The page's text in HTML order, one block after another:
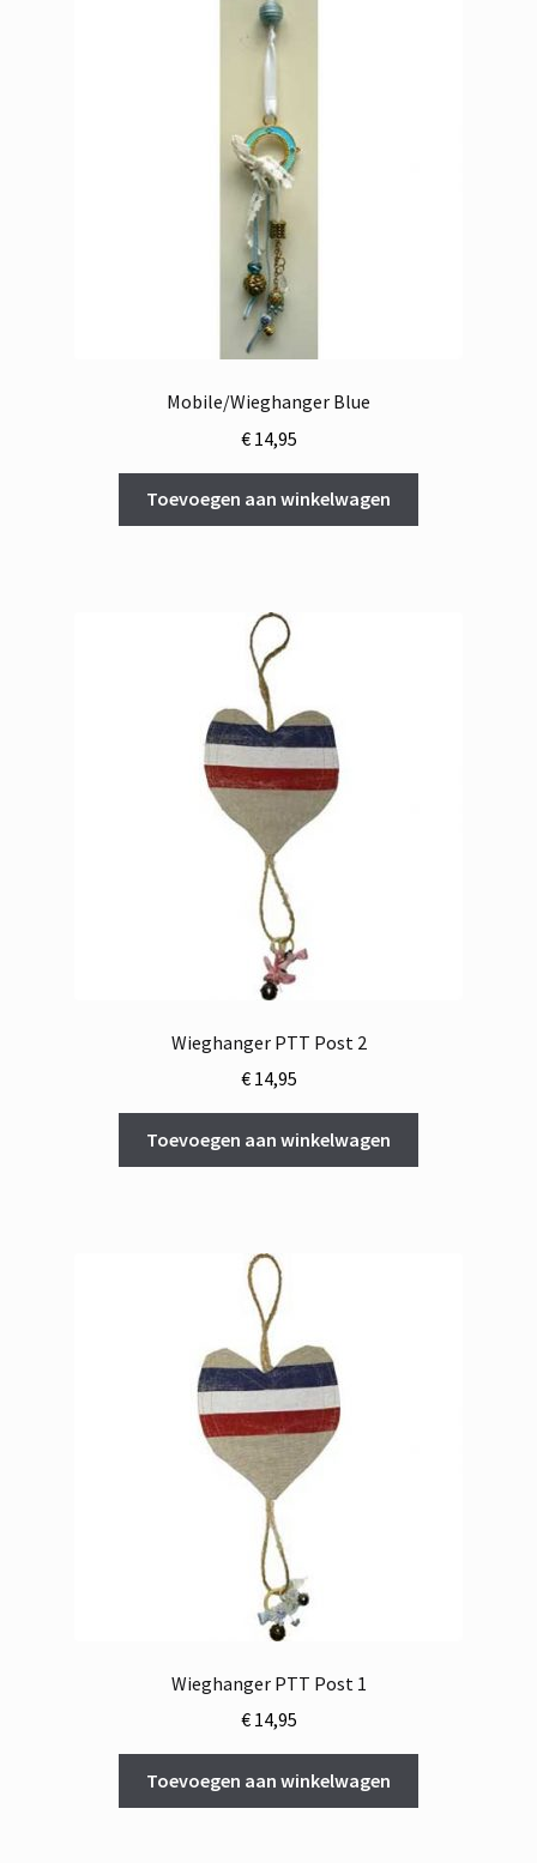
Mobile/Wieghanger Blue
€14,95
Toevoegen aan winkelwagen
Wieghanger PTT Post 2
€14,95
Toevoegen aan winkelwagen
Wieghanger PTT Post 1
€14,95
Toevoegen aan winkelwagen